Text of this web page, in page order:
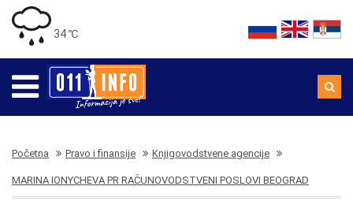
34 ℃
Početna Pravo i finansije Knjigovodstvene agencije
MARINA IONYCHEVA PR RAČUNOVODSTVENI POSLOVI BEOGRAD